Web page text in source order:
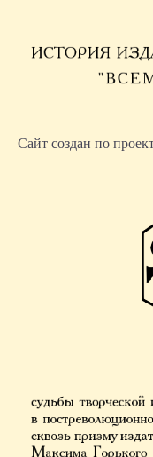
Сайт создан по